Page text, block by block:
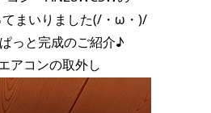
てまいりました(/・ω・)/
っと完成のご紹介♪
アコンの取外し